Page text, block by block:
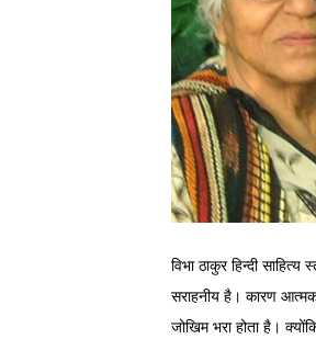
विभा ठाकुर हिन्दी
सराहनीय है। कारण
जोखिम भरा होता है।